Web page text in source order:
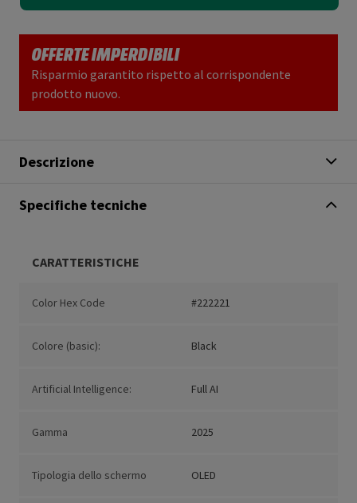
OFFERTE IMPERDIBILI
Risparmio garantito rispetto al corrispondente
prodotto nuovo.
Descrizione
Specifiche tecniche
CARATTERISTICHE
Color Hex Code #222221
Colore (basic): Black
Artificial Intelligence: Full AI
Gamma 2025
Tipologia dello schermo OLED